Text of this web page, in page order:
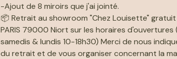
-Ajout de 8 miroirs que j'ai jointé.
📦 Retrait au showroom "Chez Louisette" gratuit
PARIS 79000 Niort sur les horaires d'ouvertures
samedis & lundis 10-18h30) Merci de nous
du retrait et de vous organiser concernant la